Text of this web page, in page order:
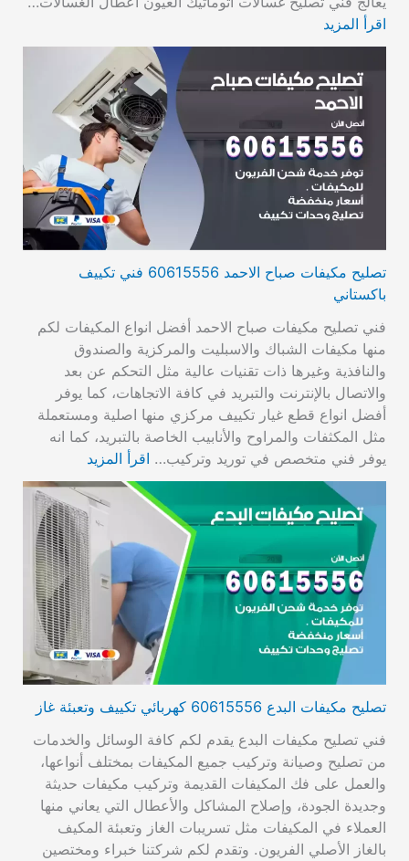
اقرأ المزيد
تصليح مكيفات صباح الاحمد 60615556 فني تكييف
باكستاني
فني تصليح مكيفات صباح الاحمد أفضل انواع المكيفات لكم
منها مكيفات الشباك والاسبليت والمركزية والصندوق
والنافذية وغيرها ذات تقنيات عالية مثل التحكم عن بعد
والاتصال بالإنترنت والتبريد في كافة الاتجاهات، كما يوفر
أفضل انواع قطع غيار تكييف مركزي منها اصلية ومستعملة
مثل المكثفات والمراوح والأنابيب الخاصة بالتبريد، كما انه
يوفر فني متخصص في توريد وتركيب… اقرأ المزيد
تصليح مكيفات البدع 60615556 كهربائي تكييف وتعبئة غاز
فني تصليح مكيفات البدع يقدم لكم كافة الوسائل والخدمات
من تصليح وصيانة وتركيب جميع المكيفات بمختلف أنواعها،
والعمل على فك المكيفات القديمة وتركيب مكيفات حديثة
وجديدة الجودة، وإصلاح المشاكل والأعطال التي يعاني منها
العملاء في المكيفات مثل تسريبات الغاز وتعبئة المكيف
بالغاز الأصلي الفريون. وتقدم لكم شركتنا خبراء ومختصين